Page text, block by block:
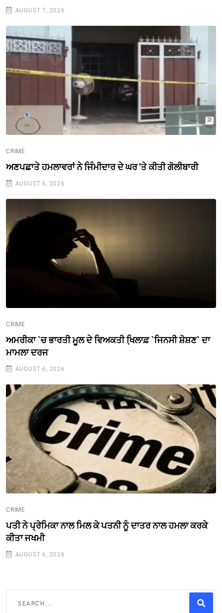
AUGUST 7, 2026
CRIME
ਅਣਪਛਾਤੇ ਹਮਲਾਵਰਾਂ ਨੇ ਜਿੰਮੀਦਾਰ ਦੇ ਘਰ 'ਤੇ ਕੀਤੀ ਗੋਲੀਬਾਰੀ
AUGUST 6, 2026
CRIME
ਅਮਰੀਕਾ `ਚ ਭਾਰਤੀ ਮੂਲ ਦੇ ਵਿਅਕਤੀ ਖਿ਼ਲਾਫ਼ `ਜਿਨਸੀ ਸ਼ੋਸ਼ਣ` ਦਾ
ਮਾਮਲਾ ਦਰਜ
AUGUST 6, 2026
CRIME
ਪਤੀ ਨੇ ਪ੍ਰੇਮਿਕਾ ਨਾਲ ਮਿਲ ਕੇ ਪਤਨੀ ਨੂੰ ਦਾਤਰ ਨਾਲ ਹਮਲਾ ਕਰਕੇ
ਕੀਤਾ ਜਖਮੀ
AUGUST 6, 2026